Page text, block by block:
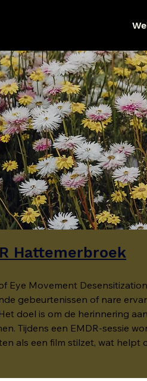
Hattemerbroek
Eye Movement
gebeurtenissen of nare
doel is om de herinnering
Tijdens een EMDR-sessie
als een film stilzet, wat helpt